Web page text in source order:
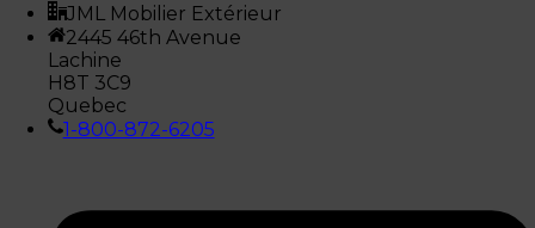
JML Mobilier Extérieur
2445 46th Avenue
Lachine
H8T 3C9
Quebec
1-800-872-6205